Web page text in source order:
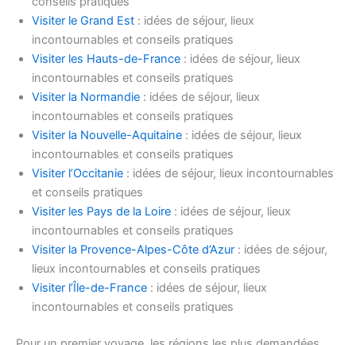
Visiter le Grand Est : idées de séjour, lieux
incontournables et conseils pratiques
Visiter les Hauts-de-France : idées de séjour, lieux
incontournables et conseils pratiques
Visiter la Normandie : idées de séjour, lieux
incontournables et conseils pratiques
Visiter la Nouvelle-Aquitaine : idées de séjour, lieux
incontournables et conseils pratiques
Visiter l’Occitanie : idées de séjour, lieux incontournables
et conseils pratiques
Visiter les Pays de la Loire : idées de séjour, lieux
incontournables et conseils pratiques
Visiter la Provence-Alpes-Côte d’Azur : idées de séjour,
lieux incontournables et conseils pratiques
Visiter l’Île-de-France : idées de séjour, lieux
incontournables et conseils pratiques